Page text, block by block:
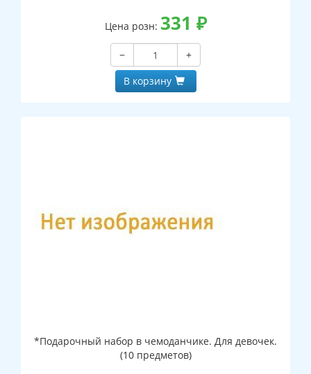
Цена розн: 331 ₽
−
+
В корзину
*Подарочный набор в чемоданчике. Для девочек.
(10 предметов)